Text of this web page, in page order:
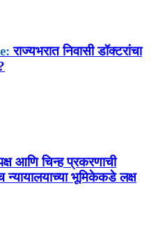
राज्यभरात निवासी डॉक्टरांचा
आणि चिन्ह प्रकरणाची
न्यायालयाच्या भूमिकेकडे लक्ष